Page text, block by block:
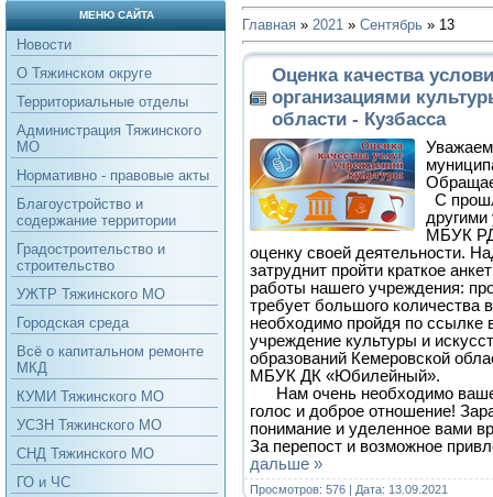
МЕНЮ САЙТА
Новости
О Тяжинском округе
Территориальные отделы
Администрация Тяжинского
МО
Нормативно - правовые акты
Благоустройство и
содержание территории
Градостроительство и
строительство
УЖТР Тяжинского МО
Городская среда
Всё о капитальном ремонте
МКД
КУМИ Тяжинского МО
УСЗН Тяжинского МО
СНД Тяжинского МО
ГО и ЧС
Главная » 2021 » Сентябрь » 13
Оценка качества
организациями
области - Кузбасса
С
МБУК
оценку своей деятельности.
затруднит пройти краткое
работы нашего учреждения:
требует большого количества
необходимо пройдя по ссылке
учреждение культуры и
образований Кемеровской
МБУК ДК «Юбилейный».
Нам очень необходимо ваше
голос и доброе отношение!
понимание и уделенное вами
За перепост и возможное
дальше »
Просмотров: 576 | Дата: 13.09.2021